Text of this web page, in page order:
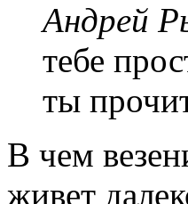
Андрей
тебе
ты
В чем
живет